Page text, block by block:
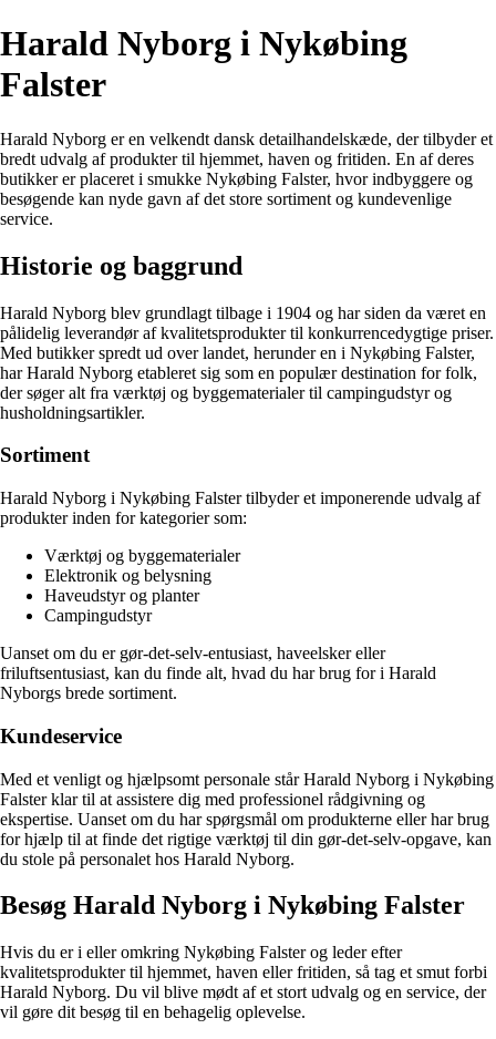
Harald Nyborg i Nykøbing
Falster
Harald Nyborg er en velkendt dansk detailhandelskæde, der tilbyder et
bredt udvalg af produkter til hjemmet, haven og fritiden. En af deres
butikker er placeret i smukke Nykøbing Falster, hvor indbyggere og
besøgende kan nyde gavn af det store sortiment og kundevenlige
service.
Historie og baggrund
Harald Nyborg blev grundlagt tilbage i 1904 og har siden da været en
pålidelig leverandør af kvalitetsprodukter til konkurrencedygtige priser.
Med butikker spredt ud over landet, herunder en i Nykøbing Falster,
har Harald Nyborg etableret sig som en populær destination for folk,
der søger alt fra værktøj og byggematerialer til campingudstyr og
husholdningsartikler.
Sortiment
Harald Nyborg i Nykøbing Falster tilbyder et imponerende udvalg af
produkter inden for kategorier som:
Værktøj og byggematerialer
Elektronik og belysning
Haveudstyr og planter
Campingudstyr
Uanset om du er gør-det-selv-entusiast, haveelsker eller
friluftsentusiast, kan du finde alt, hvad du har brug for i Harald
Nyborgs brede sortiment.
Kundeservice
Med et venligt og hjælpsomt personale står Harald Nyborg i Nykøbing
Falster klar til at assistere dig med professionel rådgivning og
ekspertise. Uanset om du har spørgsmål om produkterne eller har brug
for hjælp til at finde det rigtige værktøj til din gør-det-selv-opgave, kan
du stole på personalet hos Harald Nyborg.
Besøg Harald Nyborg i Nykøbing Falster
Hvis du er i eller omkring Nykøbing Falster og leder efter
kvalitetsprodukter til hjemmet, haven eller fritiden, så tag et smut forbi
Harald Nyborg. Du vil blive mødt af et stort udvalg og en service, der
vil gøre dit besøg til en behagelig oplevelse.